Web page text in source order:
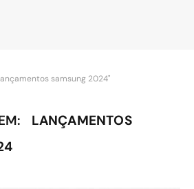
samsung 2024"
LANÇAMENTOS